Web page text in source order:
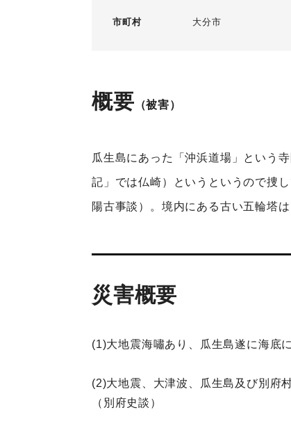
市町村 大分市
概要 （被害）
瓜生島にあった「沖浜道場」という
記」では仏崎）というというので捜
陽古事談）。境内にある古い五輪塔
災害概要
(1)大地震海嘯あり、瓜生島遂に海底
(2)大地震、大津波、瓜生島及び別府
（別府史談）